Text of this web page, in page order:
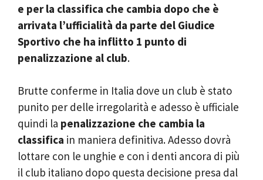
e per la classifica che cambia dopo che è
arrivata l’ufficialità da parte del Giudice
Sportivo che ha inflitto 1 punto di
penalizzazione al club.
Brutte conferme in Italia dove un club è stato
punito per delle irregolarità e adesso è ufficiale
quindi la penalizzazione che cambia la
classifica in maniera definitiva. Adesso dovrà
lottare con le unghie e con i denti ancora di più
il club italiano dopo questa decisione presa dal